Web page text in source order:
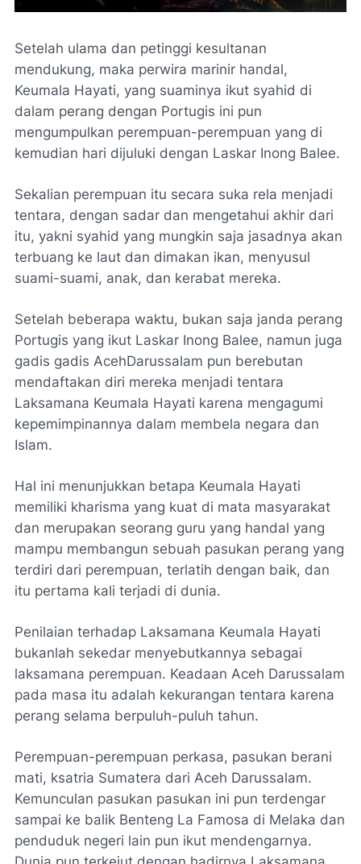
Setelah ulama dan petinggi kesultanan
mendukung, maka perwira marinir handal,
Keumala Hayati, yang suaminya ikut syahid di
dalam perang dengan Portugis ini pun
mengumpulkan perempuan-perempuan yang di
kemudian hari dijuluki dengan Laskar Inong Balee.
Sekalian perempuan itu secara suka rela menjadi
tentara, dengan sadar dan mengetahui akhir dari
itu, yakni syahid yang mungkin saja jasadnya akan
terbuang ke laut dan dimakan ikan, menyusul
suami-suami, anak, dan kerabat mereka.
Setelah beberapa waktu, bukan saja janda perang
Portugis yang ikut Laskar Inong Balee, namun juga
gadis gadis AcehDarussalam pun berebutan
mendaftakan diri mereka menjadi tentara
Laksamana Keumala Hayati karena mengagumi
kepemimpinannya dalam membela negara dan
Islam.
Hal ini menunjukkan betapa Keumala Hayati
memiliki kharisma yang kuat di mata masyarakat
dan merupakan seorang guru yang handal yang
mampu membangun sebuah pasukan perang yang
terdiri dari perempuan, terlatih dengan baik, dan
itu pertama kali terjadi di dunia.
Penilaian terhadap Laksamana Keumala Hayati
bukanlah sekedar menyebutkannya sebagai
laksamana perempuan. Keadaan Aceh Darussalam
pada masa itu adalah kekurangan tentara karena
perang selama berpuluh-puluh tahun.
Perempuan-perempuan perkasa, pasukan berani
mati, ksatria Sumatera dari Aceh Darussalam.
Kemunculan pasukan pasukan ini pun terdengar
sampai ke balik Benteng La Famosa di Melaka dan
penduduk negeri lain pun ikut mendengarnya.